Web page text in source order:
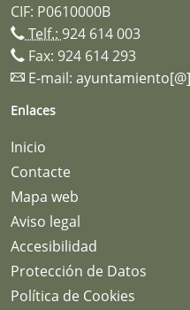
CIF: P0610000B
Telf.: 924 614 003
Fax: 924 614 293
E-mail:
Enlaces
Inicio
Contacte
Mapa web
Aviso legal
Accesibilidad
Protección de Datos
Política de Cookies